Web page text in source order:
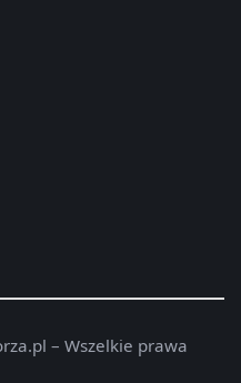
– Wszelkie prawa